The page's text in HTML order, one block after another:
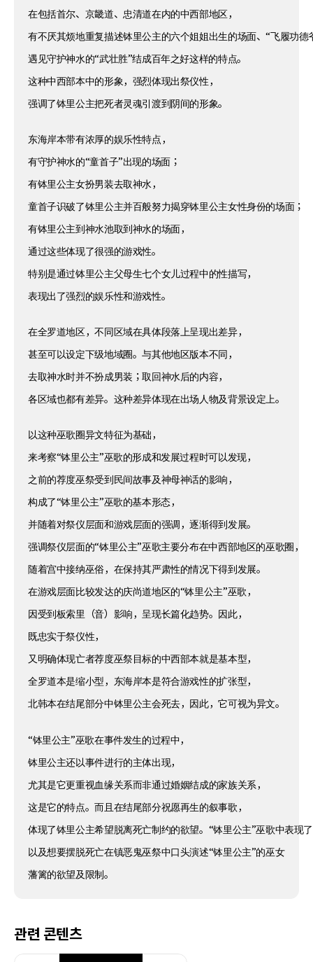
在包括首尔、京畿道、忠清道在内的中西部地区，
有不厌其烦地重复描述钵里公主的六个姐姐出生的场面、“飞履功
遇见守护神水的“武壮胜”结成百年之好这样的特点。
这种中西部本中的形象，强烈体现出祭仪性，
强调了钵里公主把死者灵魂引渡到阴间的形象。
东海岸本带有浓厚的娱乐性特点，
有守护神水的“童首子”出现的场面；
有钵里公主女扮男装去取神水，
童首子识破了钵里公主并百般努力揭穿钵里公主女性身份的场面；
有钵里公主到神水池取到神水的场面，
通过这些体现了很强的游戏性。
特别是通过钵里公主父母生七个女儿过程中的性描写，
表现出了强烈的娱乐性和游戏性。
在全罗道地区，不同区域在具体段落上呈现出差异，
甚至可以设定下级地域圈。与其他地区版本不同，
去取神水时并不扮成男装；取回神水后的内容，
各区域也都有差异。这种差异体现在出场人物及背景设定上。
以这种巫歌圈异文特征为基础，
来考察“钵里公主”巫歌的形成和发展过程时可以发现，
之前的荐度巫祭受到民间故事及神母神话的影响，
构成了“钵里公主”巫歌的基本形态，
并随着对祭仪层面和游戏层面的强调，逐渐得到发展。
强调祭仪层面的“钵里公主”巫歌主要分布在中西部地区的巫歌圈，
随着宫中接纳巫俗，在保持其严肃性的情况下得到发展。
在游戏层面比较发达的庆尚道地区的“钵里公主”巫歌，
因受到板索里（音）影响，呈现长篇化趋势。因此，
既忠实于祭仪性，
又明确体现亡者荐度巫祭目标的中西部本就是基本型，
全罗道本是缩小型，东海岸本是符合游戏性的扩张型，
北韩本在结尾部分中钵里公主会死去，因此，它可视为异文。
“钵里公主”巫歌在事件发生的过程中，
钵里公主还以事件进行的主体出现，
尤其是它更重视血缘关系而非通过婚姻结成的家族关系，
这是它的特点。而且在结尾部分祝愿再生的叙事歌，
体现了钵里公主希望脱离死亡制约的欲望。“钵里公主”巫歌中表现
以及想要摆脱死亡在镇恶鬼巫祭中口头演述“钵里公主”的巫女
藩篱的欲望及限制。
관련 콘텐츠